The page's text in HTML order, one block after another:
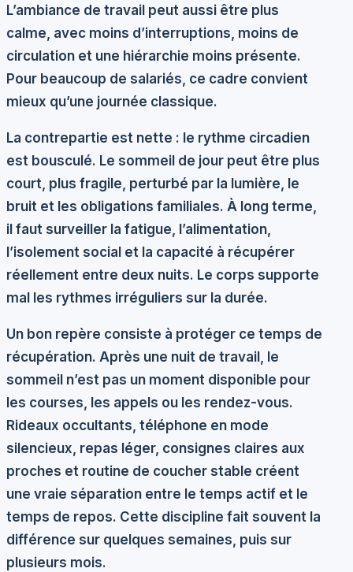
L’ambiance de travail peut aussi être plus
calme, avec moins d’interruptions, moins de
circulation et une hiérarchie moins présente.
Pour beaucoup de salariés, ce cadre convient
mieux qu’une journée classique.
La contrepartie est nette : le rythme circadien
est bousculé. Le sommeil de jour peut être plus
court, plus fragile, perturbé par la lumière, le
bruit et les obligations familiales. À long terme,
il faut surveiller la fatigue, l’alimentation,
l’isolement social et la capacité à récupérer
réellement entre deux nuits. Le corps supporte
mal les rythmes irréguliers sur la durée.
Un bon repère consiste à protéger ce temps de
récupération. Après une nuit de travail, le
sommeil n’est pas un moment disponible pour
les courses, les appels ou les rendez-vous.
Rideaux occultants, téléphone en mode
silencieux, repas léger, consignes claires aux
proches et routine de coucher stable créent
une vraie séparation entre le temps actif et le
temps de repos. Cette discipline fait souvent la
différence sur quelques semaines, puis sur
plusieurs mois.